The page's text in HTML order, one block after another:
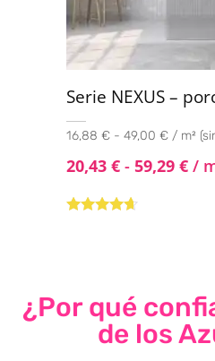
Serie NEXUS –
16,88 € - 49,00 € / m²
20,43 € - 59,29 € /
¿Por qué
de los